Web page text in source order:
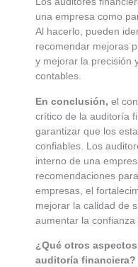
una empresa como
Al hacerlo, pueden
recomendar mejoras
y mejorar la precisión
contables.
En conclusión, el
crítico de la auditoría
garantizar que los
confiables. Los
interno de una
recomendaciones
empresas, el
mejorar la calidad de
aumentar la confianza
¿Qué otros
auditoría financiera?